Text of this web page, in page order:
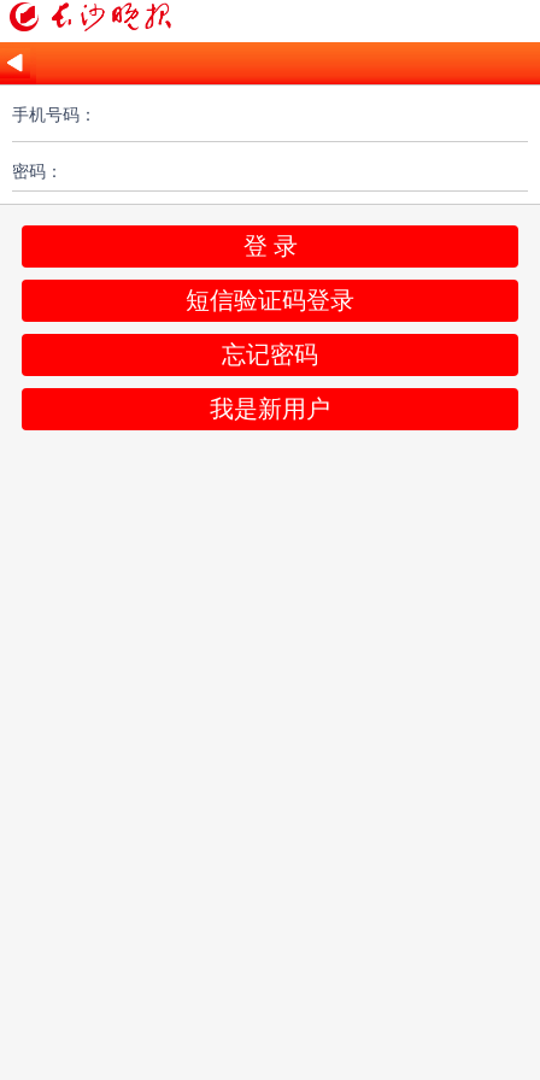
手机号码：
密码：
登 录
短信验证码登录
忘记密码
我是新用户